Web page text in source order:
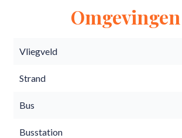
Omgevingen
Vliegveld
Strand
Bus
Busstation